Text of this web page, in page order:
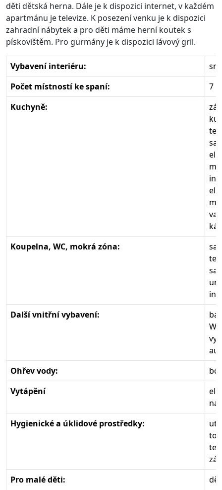
děti dětská herna. Dále je k dispozici internet, v každém
apartmánu je televize. K posezení venku je k dispozici
zahradní nábytek a pro děti máme herní koutek s
pískovištěm. Pro gurmány je k dispozici lávový gril.
Vybavení interiéru:
Počet místností ke spaní:
7
Kuchyně:
el.
el.
Koupelna, WC, mokrá zóna:
Další vnitřní vybavení:
Ohřev vody:
Vytápění
na
Hygienické a úklidové prostředky:
Pro malé děti: